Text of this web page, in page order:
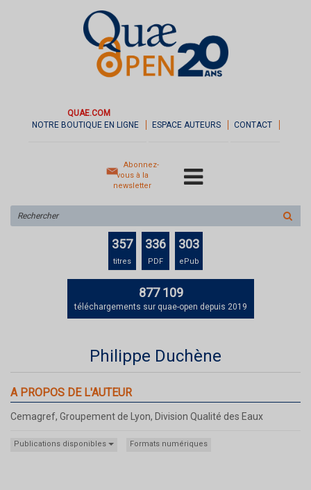
QUAE.COM
NOTRE BOUTIQUE EN LIGNE
ESPACE AUTEURS CONTACT
Abonnez-
vous à la
newsletter
sur
le
357
titres
336
PDF
303
ePub
877 109
téléchargements sur quae-open depuis 2019
Philippe Duchène
A PROPOS DE L'AUTEUR
Cemagref, Groupement de Lyon, Division Qualité des Eaux
Publications disponibles Formats numériques